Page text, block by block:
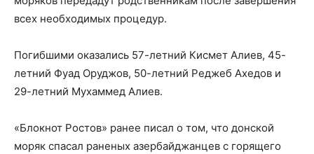
всех необходимых процедур.
Погибшими оказались 57-летний Кисмет Алиев, 45-
летний Фуад Оруджов, 50-летний Реджеб Ахедов и
29-летний Мухаммед Алиев.
«Блокнот Ростов» ранее писал о том, что донской
моряк спасал раненых азербайджанцев с горящего